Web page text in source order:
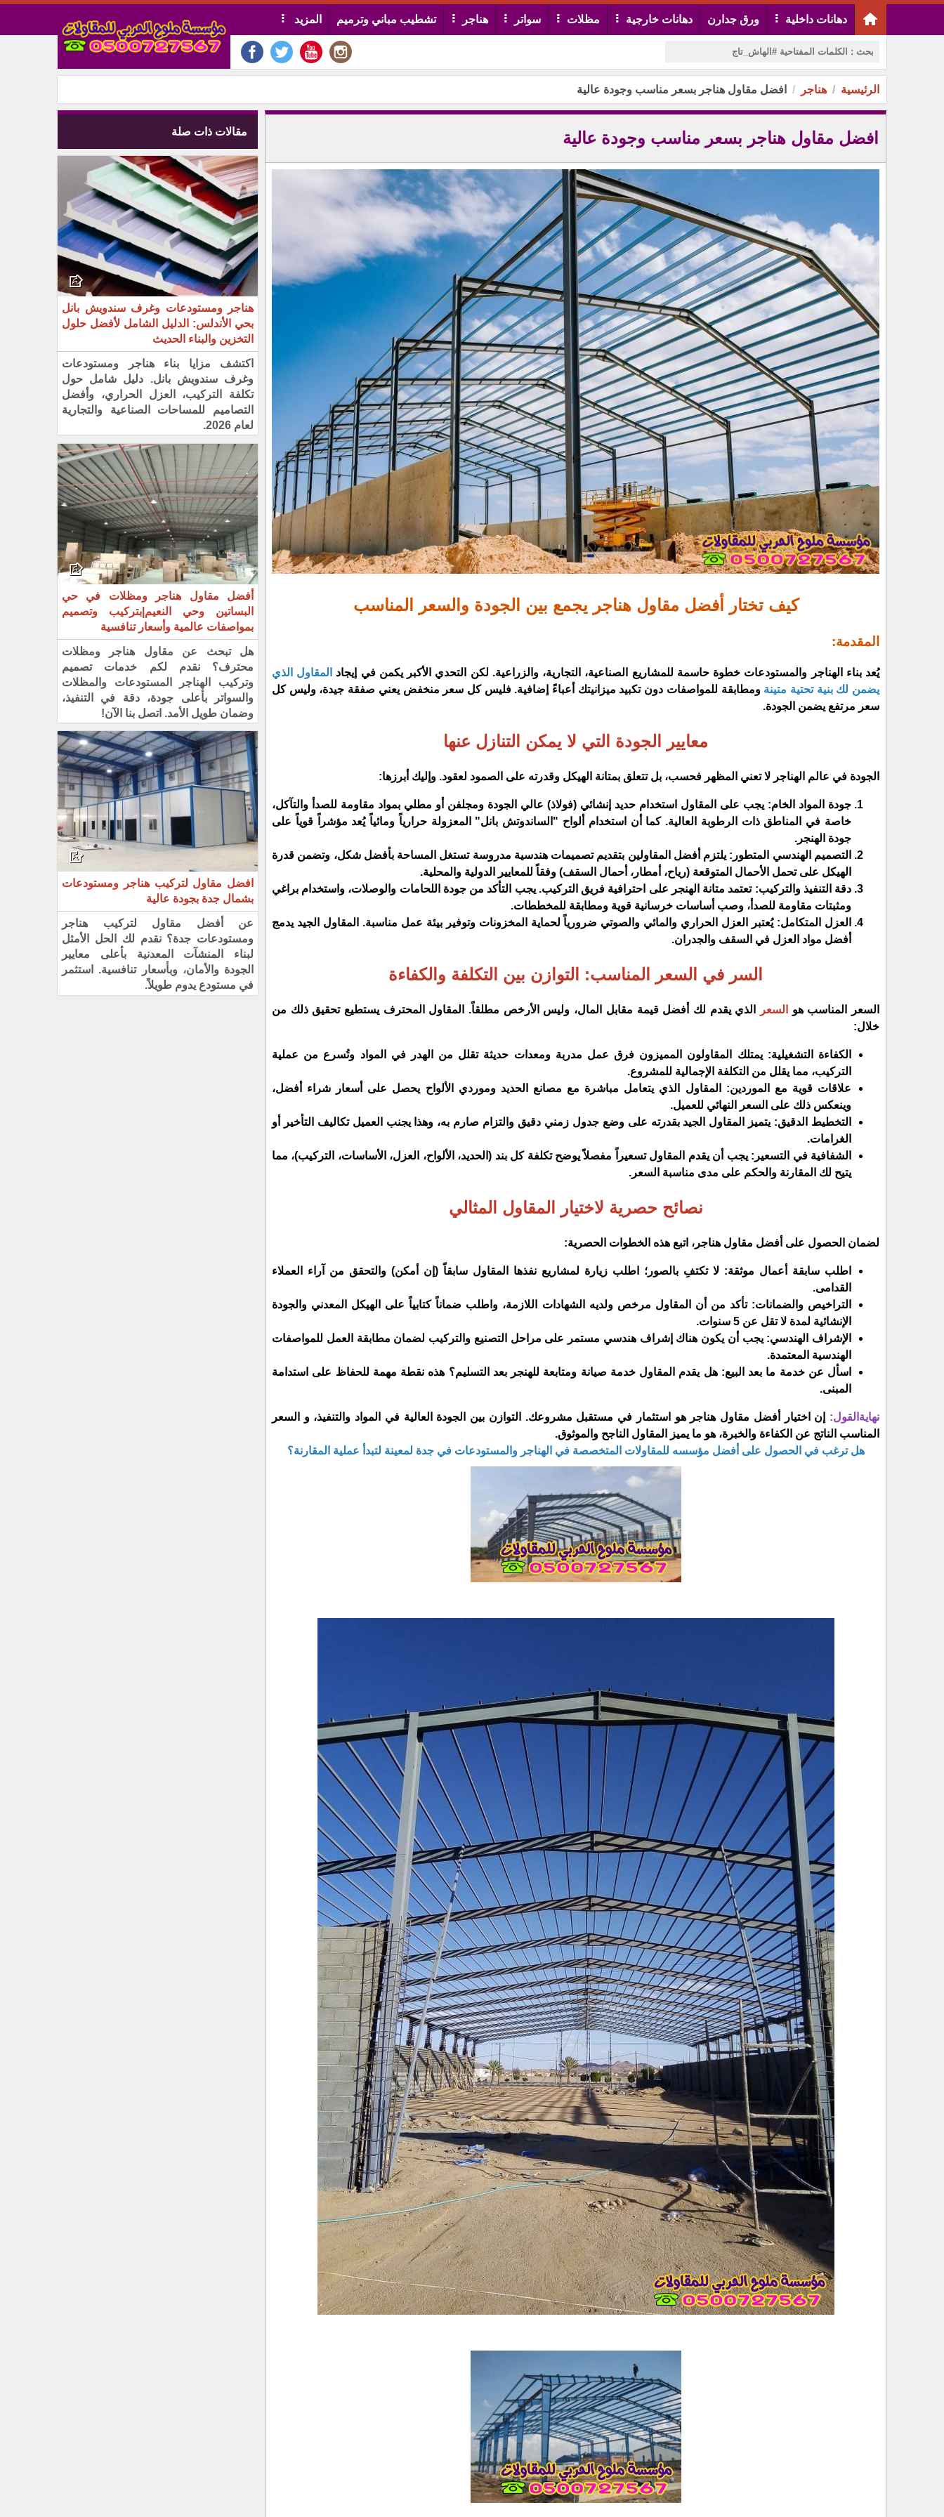
دهانات داخلية ورق جدارن دهانات خارجية مظلات سواتر هناجر تشطيب مباني وترميم المزيد
الرئيسية هناجر افضل مقاول هناجر بسعر مناسب وجودة عالية
افضل مقاول هناجر بسعر مناسب وجودة عالية
كيف تختار أفضل مقاول هناجر يجمع بين الجودة والسعر المناسب
المقدمة:
​يُعد بناء الهناجر والمستودعات خطوة حاسمة للمشاريع الصناعية، التجارية، والزراعية. لكن التحدي الأكبر يكمن في إيجاد
المقاول الذي
يضمن لك بنية تحتية متينةومطابقة للمواصفات دون تكبيد ميزانيتك أعباءً إضافية. فليس كل سعر منخفض يعني صفقة جيدة، وليس كل
سعر مرتفع يضمن الجودة.
​معايير الجودة التي لا يمكن التنازل عنها
​الجودة في عالم الهناجر لا تعني المظهر فحسب، بل تتعلق بمتانة الهيكل وقدرته على الصمود لعقود. وإليك أبرزها:
​جودة المواد الخام: يجب على المقاول استخدام حديد إنشائي (فولاذ) عالي الجودة ومجلفن أو مطلي بمواد مقاومة للصدأ والتآكل،
خاصة في المناطق ذات الرطوبة العالية. كما أن استخدام ألواح "الساندوتش بانل" المعزولة حرارياً ومائياً يُعد مؤشراً قوياً على
جودة الهنجر.
​التصميم الهندسي المتطور: يلتزم أفضل المقاولين بتقديم تصميمات هندسية مدروسة تستغل المساحة بأفضل شكل، وتضمن قدرة
الهيكل على تحمل الأحمال المتوقعة (رياح، أمطار، أحمال السقف) وفقاً للمعايير الدولية والمحلية.
​دقة التنفيذ والتركيب: تعتمد متانة الهنجر على احترافية فريق التركيب. يجب التأكد من جودة اللحامات والوصلات، واستخدام براغي
ومثبتات مقاومة للصدأ، وصب أساسات خرسانية قوية ومطابقة للمخططات.
​العزل المتكامل: يُعتبر العزل الحراري والمائي والصوتي ضرورياً لحماية المخزونات وتوفير بيئة عمل مناسبة. المقاول الجيد يدمج
أفضل مواد العزل في السقف والجدران.
​السر في السعر المناسب: التوازن بين التكلفة والكفاءة
​السعر المناسب هو السعر
الذي يقدم لك أفضل قيمة مقابل المال، وليس الأرخص مطلقاً. المقاول المحترف يستطيع تحقيق ذلك من
خلال:
​الكفاءة التشغيلية: يمتلك المقاولون المميزون فرق عمل مدربة ومعدات حديثة تقلل من الهدر في المواد وتُسرع من عملية
التركيب، مما يقلل من التكلفة الإجمالية للمشروع.
​علاقات قوية مع الموردين: المقاول الذي يتعامل مباشرة مع مصانع الحديد وموردي الألواح يحصل على أسعار شراء أفضل،
وينعكس ذلك على السعر النهائي للعميل.
​التخطيط الدقيق: يتميز المقاول الجيد بقدرته على وضع جدول زمني دقيق والتزام صارم به، وهذا يجنب العميل تكاليف التأخير أو
الغرامات.
​الشفافية في التسعير: يجب أن يقدم المقاول تسعيراً مفصلاً يوضح تكلفة كل بند (الحديد، الألواح، العزل، الأساسات، التركيب)، مما
يتيح لك المقارنة والحكم على مدى مناسبة السعر.
​نصائح حصرية لاختيار المقاول المثالي
​لضمان الحصول على أفضل مقاول هناجر، اتبع هذه الخطوات الحصرية:
​اطلب سابقة أعمال موثقة: لا تكتفِ بالصور؛ اطلب زيارة لمشاريع نفذها المقاول سابقاً (إن أمكن) والتحقق من آراء العملاء
القدامى.
​التراخيص والضمانات: تأكد من أن المقاول مرخص ولديه الشهادات اللازمة، واطلب ضماناً كتابياً على الهيكل المعدني والجودة
الإنشائية لمدة لا تقل عن 5 سنوات.
​الإشراف الهندسي: يجب أن يكون هناك إشراف هندسي مستمر على مراحل التصنيع والتركيب لضمان مطابقة العمل للمواصفات
الهندسية المعتمدة.
​اسأل عن خدمة ما بعد البيع: هل يقدم المقاول خدمة صيانة ومتابعة للهنجر بعد التسليم؟ هذه نقطة مهمة للحفاظ على استدامة
المبنى.
​نهايةالقول:
إن اختيار أفضل مقاول هناجر هو استثمار في مستقبل مشروعك. التوازن بين الجودة العالية في المواد والتنفيذ، و السعر
المناسب الناتج عن الكفاءة والخبرة، هو ما يميز المقاول الناجح والموثوق.
​هل ترغب في الحصول على أفضل مؤسسه للمقاولات المتخصصة في الهناجر والمستودعات في جدة لمعينة لتبدأ عملية المقارنة؟
مقالات ذات صلة
هناجر ومستودعات وغرف سندويش بانل
بحي الأندلس: الدليل الشامل لأفضل حلول
التخزين والبناء الحديث
اكتشف مزايا بناء هناجر ومستودعات
وغرف سندويش بانل. دليل شامل حول
تكلفة التركيب، العزل الحراري، وأفضل
التصاميم للمساحات الصناعية والتجارية
لعام 2026.
أفضل مقاول هناجر ومظلات في حي
البساتين وحي النعيم|بتركيب وتصميم
بمواصفات عالمية وأسعار تنافسية
هل تبحث عن مقاول هناجر ومظلات
محترف؟ نقدم لكم خدمات تصميم
وتركيب الهناجر المستودعات والمظلات
والسواتر بأعلى جودة، دقة في التنفيذ،
وضمان طويل الأمد. اتصل بنا الآن!
افضل مقاول لتركيب هناجر ومستودعات
بشمال جدة بجودة عالية
عن أفضل مقاول لتركيب هناجر
ومستودعات جدة؟ نقدم لك الحل الأمثل
لبناء المنشآت المعدنية بأعلى معايير
الجودة والأمان، وبأسعار تنافسية. استثمر
في مستودع يدوم طويلاً.